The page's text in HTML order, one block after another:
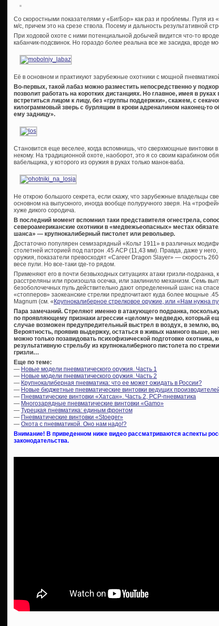
Со скоростными показателями у «БигБор» как раз и проблемы. Пуля из
м/с, причем это на срезе ствола. Посему и дальность результативной
При ходовой охоте с ними потенциальной добычей видится что-то
кабанчик-подсвинок. Но гораздо более реальна все же засидка, вроде
Её в основном и практикуют зарубежные охотники с мощной
Во-первых, такой лабаз можно разместить непосредственно у
позволит работать на коротких дистанциях. Но главное, имея в
встретиться лицом к лицу, без «группы поддержки», скажем, с
килограммовый зверь с бурлящим в крови адреналином наконец-то
ему задницу».
Становится еще веселее, когда вспомнишь, что сверхмощные винтовки
некому. На традиционной охоте, наоборот, это я со своим карабином
вабельщика, у которого из оружия в руках только манок-ваба.
Не открою большого секрета, если скажу, что зарубежные владельцы
основном на выпускного, иногда вообще полуручного зверя. На
хуже дикого сородича.
В последний момент вспомнил таки представителя огнестрела,
североамериканские охотники в «медвежьеопасных» местах
шанса» — крупнокалиберный пистолет или револьвер.
Достаточно популярен семизарядный «Кольт 1911» в различных
столетней историей под патрон .45 ACP (11,43 мм). Правда, даже у него,
оружия, показатели превосходят «Career Dragon Slayer» — скорость
весе пули. Но все-таки где-то рядом.
Применяют его в почти безвыходных ситуациях атаки гризли-подранка,
расстреляны или произошла осечка, или заклинило механизм. Семь
безоболочечных пуль действительно дают определенный шанс на
«стопперов» заокеанские стрелки предпочитают куда более мощные
Magnum (см. « Крупнокалиберное стрелковое оружие, или «Нам нужна
Пара замечаний. Стреляют именно в атакующего подранка,
по проявляющему признаки агрессии «целому» медведю, который
случае возможен предупредительный выстрел в воздух, в землю,
Вероятность, проявив выдержку, остаться в живых намного выше,
можно только позавидовать психофизической подготовке охотника,
результативную стрельбу из крупнокалиберного пистолета по
гризли…
Еще по теме:
— Новые модели пневматического оружия. Часть 1
— Новые модели пневматического оружия. Часть 2
— Крупнокалиберная пневматика: что ее может ожидать в России?
— Новые бюджетные пневматические винтовки ведущих
— Пневматические винтовки «Хатсан». Часть 2, PCP-пневматика
— Многозарядные пневматические винтовки «Gamo»
— Турецкая пневматика: единым фронтом
— Пневматические винтовки «Stoeger»
— Охота с пневматикой. Оно нам надо!?
Внимание! В приведенном ниже видео рассматриваются аспекты
законодательства.